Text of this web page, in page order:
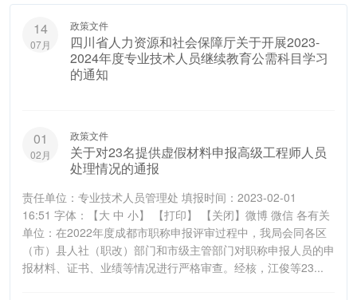
14
07月
政策文件
四川省人力资源和社会保障厅关于开展2023-
2024年度专业技术人员继续教育公需科目学习
的通知
01
02月
政策文件
关于对23名提供虚假材料申报高级工程师人员
处理情况的通报
责任单位：专业技术人员管理处 填报时间：2023-02-01
16:51 字体：【大 中 小】 【打印】 【关闭】微博 微信 各有关
单位：在2022年度成都市职称申报评审过程中，我局会同各区
（市）县人社（职改）部门和市级主管部门对职称申报人员的申
报材料、证书、业绩等情况进行严格审查。经核，江俊等23...